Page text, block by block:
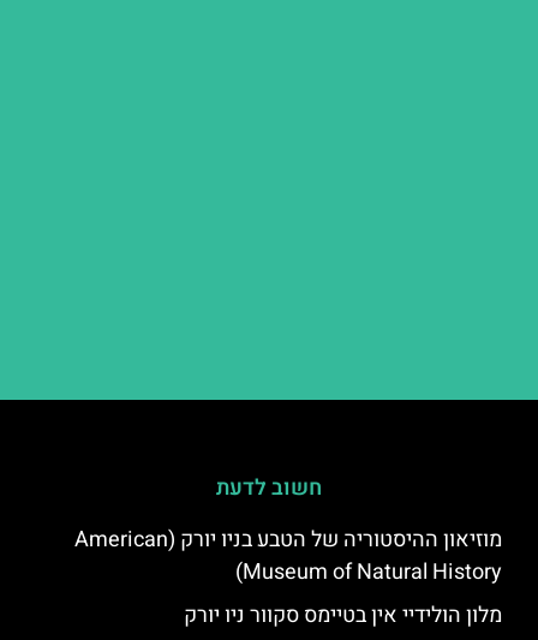
חשוב לדעת
מוזיאון ההיסטוריה של הטבע בניו יורק (American
Museum of Natural History)
מלון הולידיי אין בטיימס סקוור ניו יורק